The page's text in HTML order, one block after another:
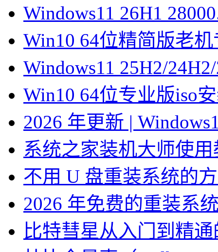
Windows11 26H1
Win10 64位精简版老
Windows11 25H2/
Win10 64位专业版iso
2026 年更新 |
系统之家装机大师使
不用 U 盘重装系统的
2026 年免费的重装系
比特彗星从入门到精